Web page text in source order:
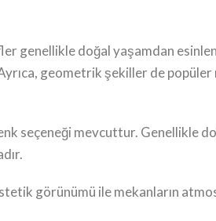
genellikle doğal yaşamdan
geometrik şekiller de
seçeneği mevcuttur. Genellikle
görünümü ile mekanların